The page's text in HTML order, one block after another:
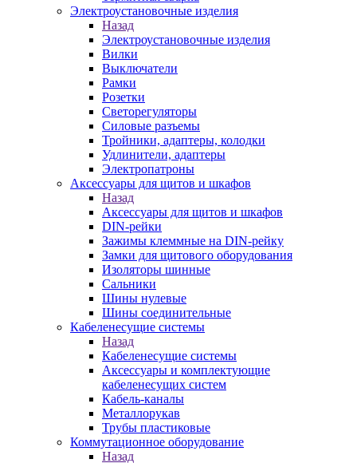
Электроустановочные изделия
Назад
Электроустановочные изделия
Вилки
Выключатели
Рамки
Розетки
Светорегуляторы
Силовые разъемы
Тройники, адаптеры, колодки
Удлинители, адаптеры
Электропатроны
Аксессуары для щитов и шкафов
Назад
Аксессуары для щитов и шкафов
DIN-рейки
Зажимы клеммные на DIN-рейку
Замки для щитового оборудования
Изоляторы шинные
Сальники
Шины нулевые
Шины соединительные
Кабеленесущие системы
Назад
Кабеленесущие системы
Аксессуары и комплектующие
кабеленесущих систем
Кабель-каналы
Металлорукав
Трубы пластиковые
Коммутационное оборудование
Назад